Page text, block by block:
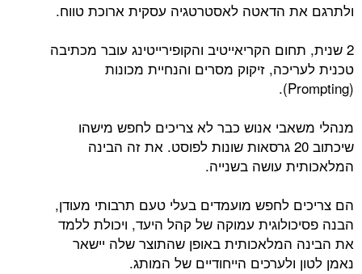
ולתרגם את הדאטה לאסטרטגיה עסקית ארוכת טווח.
2 שנית, תחום הקריאייטיב והקופירייטינג עובר מכתיבה
טכנית לעריכה, זיקוק מסרים והנחיית מכונות
(Prompting).
מנהלי משאבי אנוש כבר לא צריכים לחפש מישהו
שיכתוב 20 גרסאות שונות לפוסט. את זה הבינה
המלאכותית עושה בשנייה.
הם צריכים לחפש מועמדים בעלי טעם תרבותי מעודן,
הבנה פסיכולוגית עמוקה של קהל היעד, ויכולת ללמד
את הבינה המלאכותית באופן שהתוצר שלה יישאר
נאמן לטון ולערכים הייחודיים של המותג.